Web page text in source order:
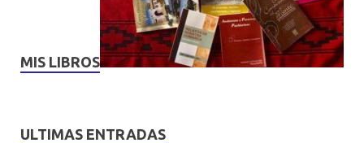
MIS LIBROS
ULTIMAS ENTRADAS